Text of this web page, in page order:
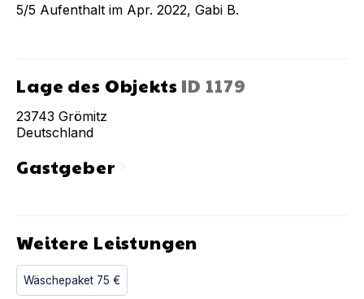
5/5 Aufenthalt im Apr. 2022, Gabi B.
Lage des Objekts ID 1179
23743 Grömitz
Deutschland
Gastgeberchevron_right
Weitere Leistungen
Wäschepaket 75 €